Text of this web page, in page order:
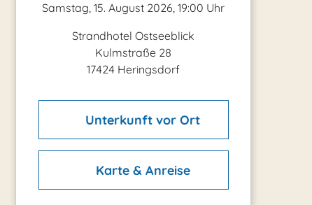
Samstag, 15. August 2026, 19:00 Uhr
Strandhotel Ostseeblick
Kulmstraße 28
17424 Heringsdorf
Unterkunft vor Ort
Karte & Anreise